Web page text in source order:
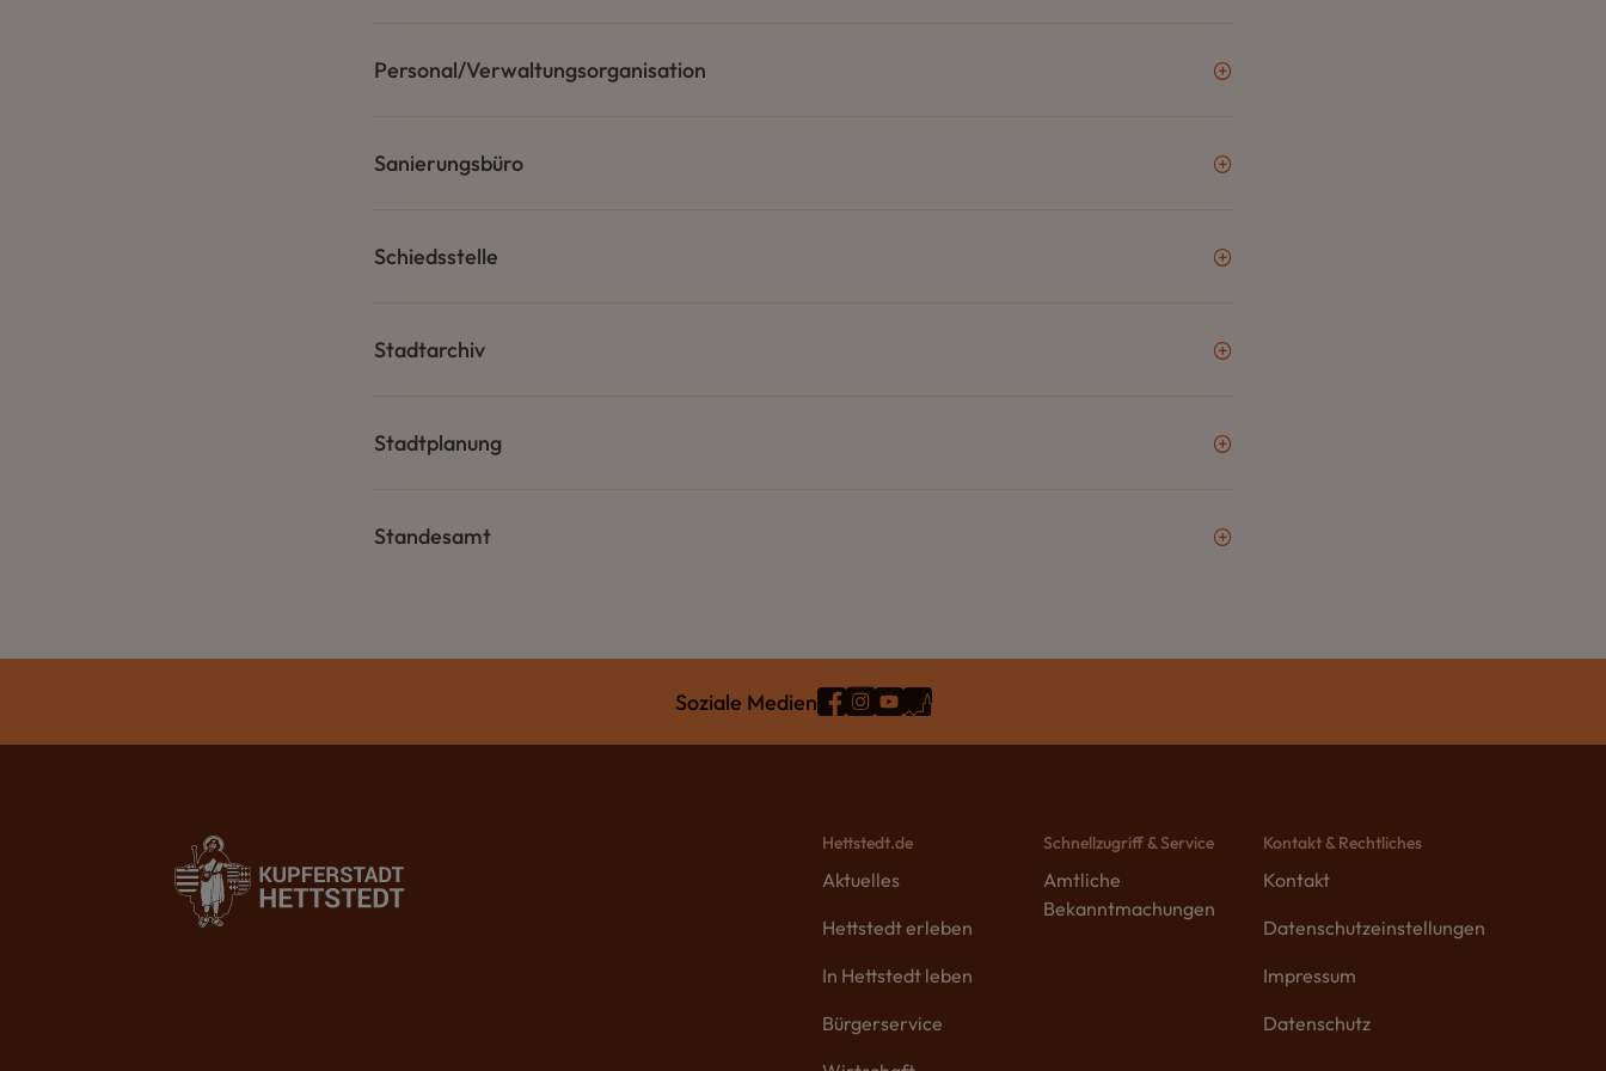
Personal/Verwaltungsorganisation
Sanierungsbüro
Schiedsstelle
Stadtarchiv
Stadtplanung
Standesamt
Soziale Medien
Hettstedt.de
Aktuelles
Hettstedt erleben
In Hettstedt leben
Bürgerservice
Schnellzugriff & Service
Amtliche
Bekanntmachungen
Kontakt & Rechtliches
Kontakt
Datenschutzeinstellungen
Impressum
Datenschutz